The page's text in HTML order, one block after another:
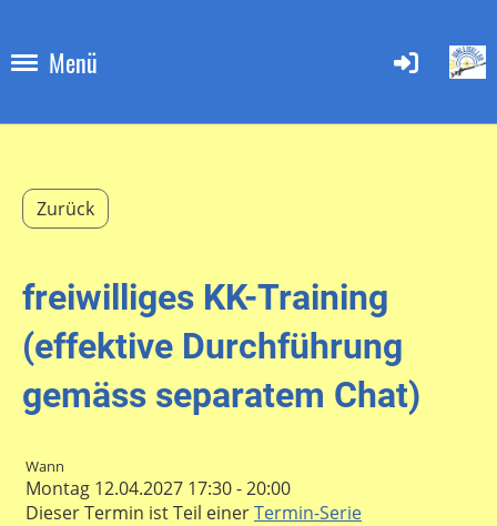
Menü
Zurück
freiwilliges KK-Training
(effektive Durchführung
gemäss separatem Chat)
Wann
Montag 12.04.2027 17:30 - 20:00
Dieser Termin ist Teil einerTermin-Serie